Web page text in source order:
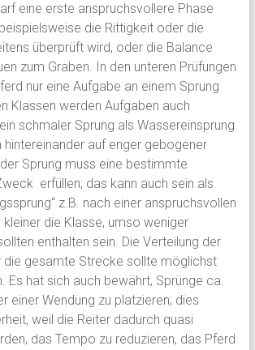
eine erste anspruchsvollere Phase
die Rittigkeit oder die
überprüft wird, oder die Balance
zum Graben. In den unteren Prüfungen
nur eine Aufgabe an einem Sprung
Klassen werden Aufgaben auch
schmaler Sprung als Wassereinsprung
hintereinander auf enger gebogener
Sprung muss eine bestimmte
erfüllen; das kann auch sein als
z.B. nach einer anspruchsvollen
die Klasse, umso weniger
enthalten sein. Die Verteilung der
die gesamte Strecke sollte möglichst
Es hat sich auch bewährt, Sprünge ca.
einer Wendung zu platzieren; dies
weil die Reiter dadurch quasi
das Tempo zu reduzieren, das Pferd